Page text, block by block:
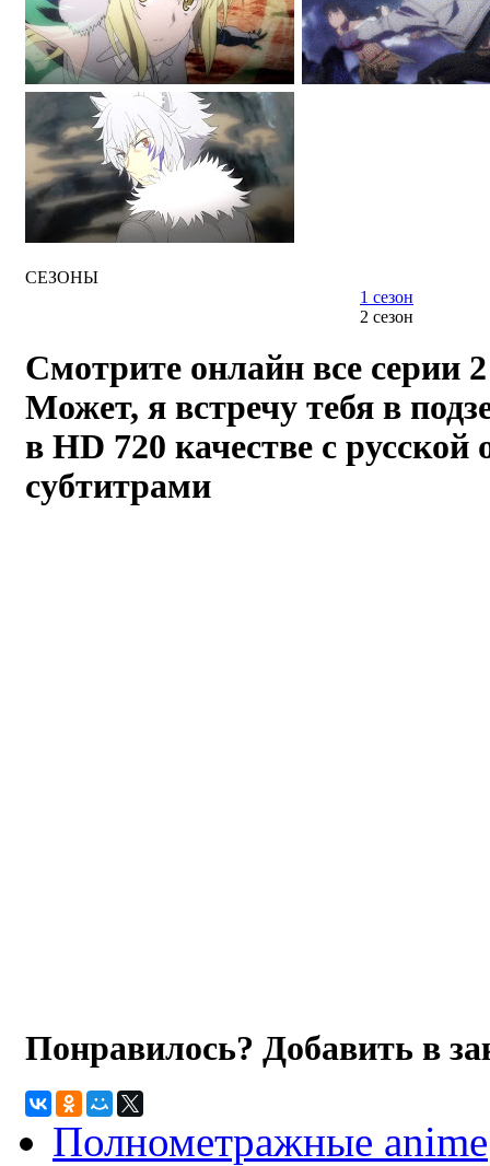
СЕЗОНЫ
1 сезон
2 сезон
Смотрите онлайн все серии
Может, я встречу тебя в
в HD 720 качестве с русской
субтитрами
Понравилось? Добавить в
Полнометражные anime